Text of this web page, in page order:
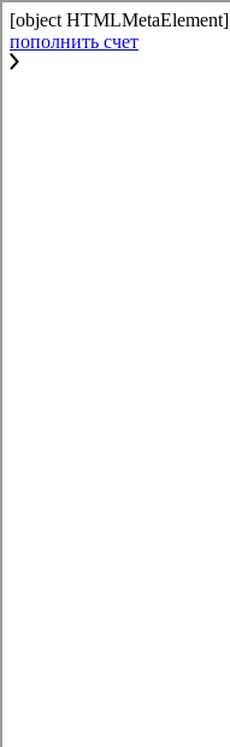
[object HTMLMetaElement]
пополнить счет